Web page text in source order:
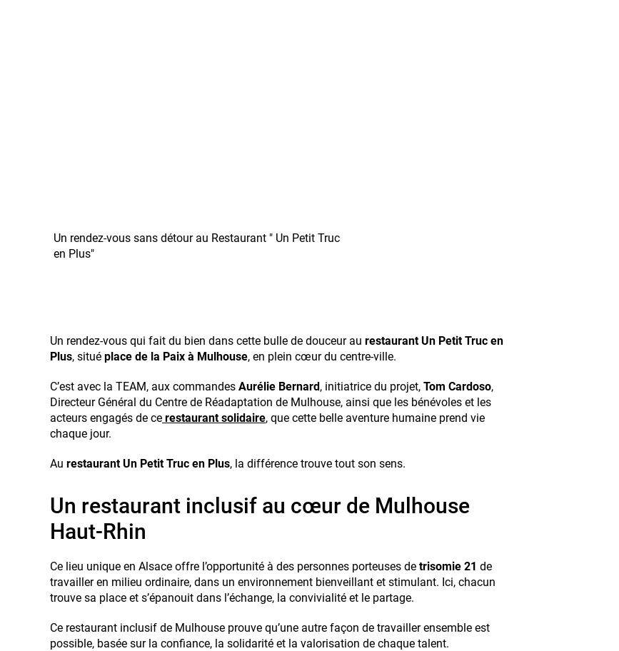
Un rendez-vous sans détour au Restaurant " Un Petit Truc
en Plus"
Un rendez-vous qui fait du bien dans cette bulle de douceur au restaurant Un Petit Truc en
Plus, situé place de la Paix à Mulhouse, en plein cœur du centre-ville.
C’est avec la TEAM, aux commandes Aurélie Bernard, initiatrice du projet, Tom Cardoso,
Directeur Général du Centre de Réadaptation de Mulhouse, ainsi que les bénévoles et les
acteurs engagés de ce restaurant solidaire, que cette belle aventure humaine prend vie
chaque jour.
Au restaurant Un Petit Truc en Plus, la différence trouve tout son sens.
Un restaurant inclusif au cœur de Mulhouse
Haut-Rhin
Ce lieu unique en Alsace offre l’opportunité à des personnes porteuses de trisomie 21 de
travailler en milieu ordinaire, dans un environnement bienveillant et stimulant. Ici, chacun
trouve sa place et s’épanouit dans l’échange, la convivialité et le partage.
Ce restaurant inclusif de Mulhouse prouve qu’une autre façon de travailler ensemble est
possible, basée sur la confiance, la solidarité et la valorisation de chaque talent.